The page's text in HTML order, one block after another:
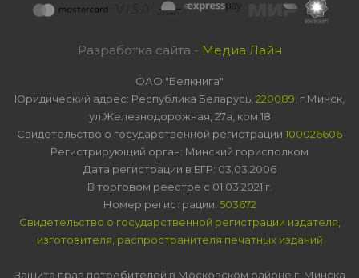
Разработка сайта - Медиа Лайн
ОАО "Белкнига"
Юридический адрес: Республика Беларусь, 220089 , г.Минск,
ул.Железнодорожная, 27а, ком 18
Свидетельство о государственной регистрации 100026606
Регистрирующий орган: Минский горисполком
Дата регистрации в ЕГР: 03.03.2006
В торговом реестре с 01.03.2021 г.
Номер регистрации: 503672
Свидетельство о государственной регистрации издателя,
изготовителя, распространителя печатных изданий
Защита прав потребителей в Московском районе г. Минска